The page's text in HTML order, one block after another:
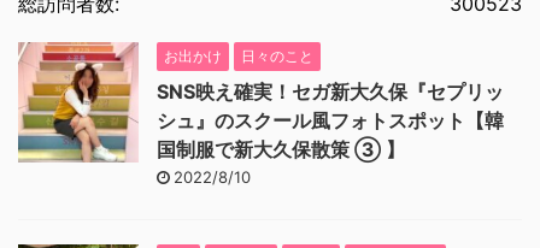
お出かけ 日々のこと
SNS映え確実！セガ新大久保『セプリッ
シュ』のスクール風フォトスポット【韓
国制服で新大久保散策 ③ 】
2022/8/10